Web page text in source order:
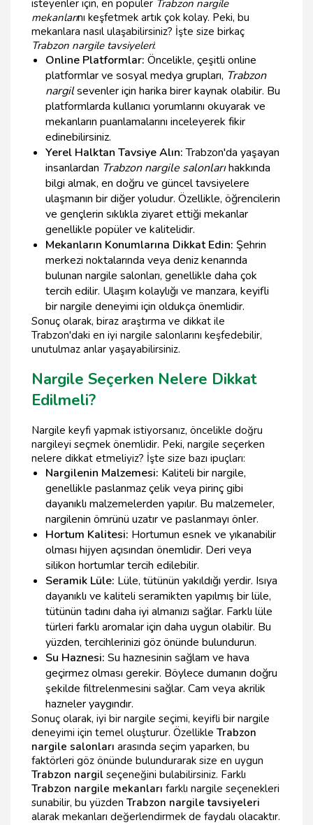
isteyenler için, en popüler Trabzon nargile
mekanlarını keşfetmek artık çok kolay. Peki, bu
mekanlara nasıl ulaşabilirsiniz? İşte size birkaç
Trabzon nargile tavsiyeleri:
Online Platformlar: Öncelikle, çeşitli online
platformlar ve sosyal medya grupları, Trabzon
nargilsevenler için harika birer kaynak olabilir. Bu
platformlarda kullanıcı yorumlarını okuyarak ve
mekanların puanlamalarını inceleyerek fikir
edinebilirsiniz.
Yerel Halktan Tavsiye Alın:Trabzon'da yaşayan
insanlardan Trabzon nargile salonlarıhakkında
bilgi almak, en doğru ve güncel tavsiyelere
ulaşmanın bir diğer yoludur. Özellikle, öğrencilerin
ve gençlerin sıklıkla ziyaret ettiği mekanlar
genellikle popüler ve kalitelidir.
Mekanların Konumlarına Dikkat Edin: Şehrin
merkezi noktalarında veya deniz kenarında
bulunan nargile salonları, genellikle daha çok
tercih edilir. Ulaşım kolaylığı ve manzara, keyifli
bir nargile deneyimi için oldukça önemlidir.
Sonuç olarak, biraz araştırma ve dikkat ile
Trabzon'daki en iyi nargile salonlarını keşfedebilir,
unutulmaz anlar yaşayabilirsiniz.
Nargile Seçerken Nelere Dikkat
Edilmeli?
Nargile keyfi yapmak istiyorsanız, öncelikle doğru
nargileyi seçmek önemlidir. Peki, nargile seçerken
nelere dikkat etmeliyiz? İşte size bazı ipuçları:
Nargilenin Malzemesi: Kaliteli bir nargile,
genellikle paslanmaz çelik veya pirinç gibi
dayanıklı malzemelerden yapılır. Bu malzemeler,
nargilenin ömrünü uzatır ve paslanmayı önler.
Hortum Kalitesi: Hortumun esnek ve yıkanabilir
olması hijyen açısından önemlidir. Deri veya
silikon hortumlar tercih edilebilir.
Seramik Lüle: Lüle, tütünün yakıldığı yerdir. Isıya
dayanıklı ve kaliteli seramikten yapılmış bir lüle,
tütünün tadını daha iyi almanızı sağlar. Farklı lüle
türleri farklı aromalar için daha uygun olabilir. Bu
yüzden, tercihlerinizi göz önünde bulundurun.
Su Haznesi: Su haznesinin sağlam ve hava
geçirmez olması gerekir. Böylece dumanın doğru
şekilde filtrelenmesini sağlar. Cam veya akrilik
hazneler yaygındır.
Sonuç olarak, iyi bir nargile seçimi, keyifli bir nargile
deneyimi için temel oluşturur. Özellikle Trabzon
nargile salonları arasında seçim yaparken, bu
faktörleri göz önünde bulundurarak size en uygun
Trabzon nargil seçeneğini bulabilirsiniz. Farklı
Trabzon nargile mekanları farklı nargile seçenekleri
sunabilir, bu yüzden Trabzon nargile tavsiyeleri
alarak mekanları değerlendirmek de faydalı olacaktır.